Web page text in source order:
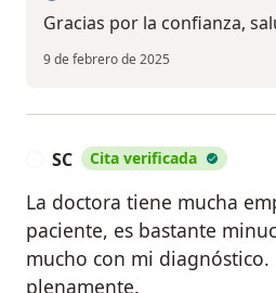
Gracias por la confianza,
9 de febrero de 2025
SC Cita verificada
La doctora tiene mucha
paciente, es bastante
mucho con mi diagnóstico.
plenamente.